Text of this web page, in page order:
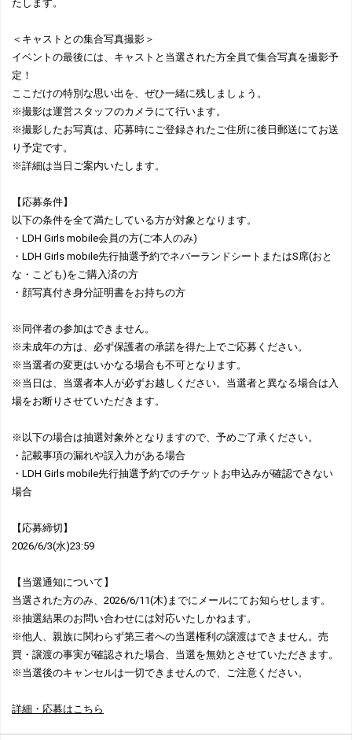
たします。
＜キャストとの集合写真撮影＞
イベントの最後には、キャストと当選された方全員で集合写真を撮影予
定！
ここだけの特別な思い出を、ぜひ一緒に残しましょう。
※撮影は運営スタッフのカメラにて行います。
※撮影したお写真は、応募時にご登録されたご住所に後日郵送にてお送
り予定です。
※詳細は当日ご案内いたします。
【応募条件】
以下の条件を全て満たしている方が対象となります。
・LDH Girls mobile会員の方(ご本人のみ)
・LDH Girls mobile先行抽選予約でネバーランドシートまたはS席(おと
な・こども)をご購入済の方
・顔写真付き身分証明書をお持ちの方
※同伴者の参加はできません。
※未成年の方は、必ず保護者の承諾を得た上でご応募ください。
※当選者の変更はいかなる場合も不可となります。
※当日は、当選者本人が必ずお越しください。当選者と異なる場合は入
場をお断りさせていただきます。
※以下の場合は抽選対象外となりますので、予めご了承ください。
・記載事項の漏れや誤入力がある場合
・LDH Girls mobile先行抽選予約でのチケットお申込みが確認できない
場合
【応募締切】
2026/6/3(水)23:59
【当選通知について】
当選された方のみ、2026/6/11(木)までにメールにてお知らせします。
※抽選結果のお問い合わせには対応いたしかねます。
※他人、親族に関わらず第三者への当選権利の譲渡はできません。売
買・譲渡の事実が確認された場合、当選を無効とさせていただきます。
※当選後のキャンセルは一切できませんので、ご注意ください。
詳細・応募はこちら